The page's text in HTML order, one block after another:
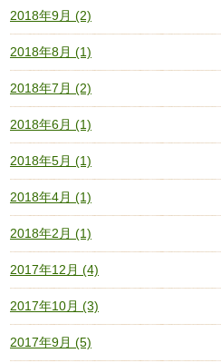
2018年9月 (2)
2018年8月 (1)
2018年7月 (2)
2018年6月 (1)
2018年5月 (1)
2018年4月 (1)
2018年2月 (1)
2017年12月 (4)
2017年10月 (3)
2017年9月 (5)